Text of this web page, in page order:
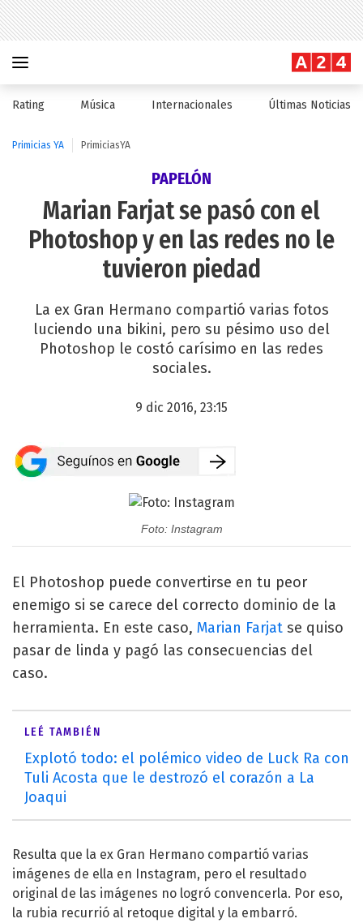
Rating Música Internacionales Últimas Noticias
Primicias YA PrimiciasYA
PAPELÓN
Marian Farjat se pasó con el
Photoshop y en las redes no le
tuvieron piedad
La ex Gran Hermano compartió varias fotos
luciendo una bikini, pero su pésimo uso del
Photoshop le costó carísimo en las redes
sociales.
9 dic 2016, 23:15
Foto: Instagram
El Photoshop puede convertirse en tu peor
enemigo si se carece del correcto dominio de la
herramienta. En este caso, Marian Farjat se quiso
pasar de linda y pagó las consecuencias del
caso.
LEÉ TAMBIÉN
Explotó todo: el polémico video de Luck Ra con
Tuli Acosta que le destrozó el corazón a La
Joaqui
Resulta que la ex Gran Hermano compartió varias
imágenes de ella en Instagram, pero el resultado
original de las imágenes no logró convencerla. Por eso,
la rubia recurrió al retoque digital y la embarró.